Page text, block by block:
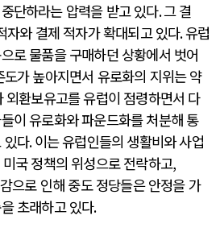
단하라는 압력을 받고 있다.그 결
자와 결제 적자가 확대되고 있다.유럽
로 물품을 구매하던 상황에서 벗어
가 높아지면서 유로화의 지위는 약
외환보유고를 유럽이 점령하면서 다
이 유로화와 파운드화를 처분해 통
있다.이는 유럽인들의 생활비와 사업
국 정책의 위성으로 전락하고,
으로 인해 중도 정당들은 안정을 가
초래하고 있다.